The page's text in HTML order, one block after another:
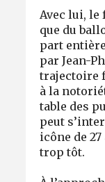
Avec lui, le
que du
part
par Jean-
trajectoire
à la
table des
peut
icône de
trop tôt.